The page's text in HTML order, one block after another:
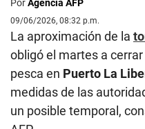
PorAgencia AFP
09/06/2026, 08:32 p.m.
La aproximación de la
obligó el martes a
pesca en Puerto La
medidas de las
un posible temporal,